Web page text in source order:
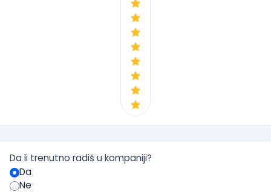
Da li trenutno radiš u kompaniji?
Da
Ne